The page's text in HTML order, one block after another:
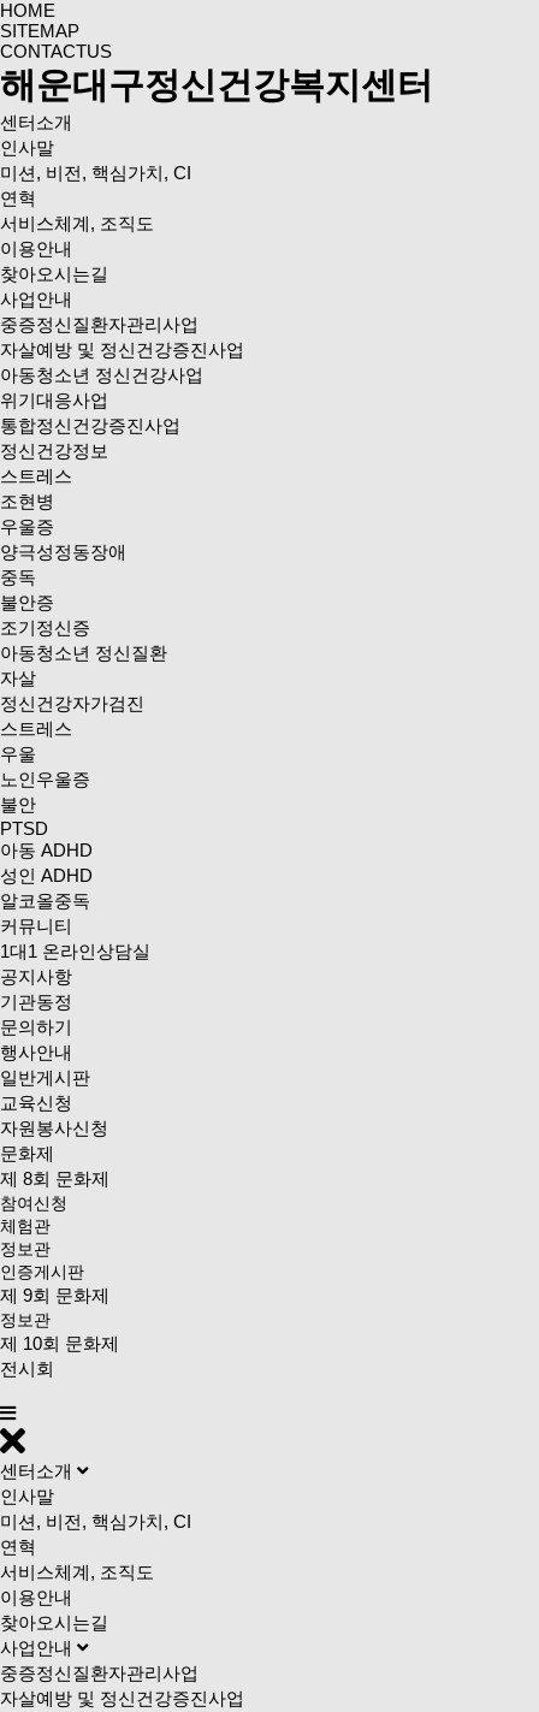
HOME
SITEMAP
CONTACTUS
해운대구정신건강복지센터
센터소개
인사말
미션, 비전, 핵심가치, CI
연혁
서비스체계, 조직도
이용안내
찾아오시는길
사업안내
중증정신질환자관리사업
자살예방 및 정신건강증진사업
아동청소년 정신건강사업
위기대응사업
통합정신건강증진사업
정신건강정보
스트레스
조현병
우울증
양극성정동장애
중독
불안증
조기정신증
아동청소년 정신질환
자살
정신건강자가검진
스트레스
우울
노인우울증
불안
PTSD
아동 ADHD
성인 ADHD
알코올중독
커뮤니티
1대1 온라인상담실
공지사항
기관동정
문의하기
행사안내
일반게시판
교육신청
자원봉사신청
문화제
제 8회 문화제
참여신청
체험관
정보관
인증게시판
제 9회 문화제
정보관
제 10회 문화제
전시회
센터소개
인사말
미션, 비전, 핵심가치, CI
연혁
서비스체계, 조직도
이용안내
찾아오시는길
사업안내
중증정신질환자관리사업
자살예방 및 정신건강증진사업